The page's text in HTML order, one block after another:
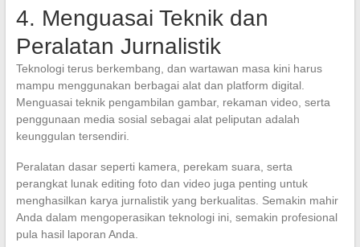
4. Menguasai Teknik dan
Peralatan Jurnalistik
Teknologi terus berkembang, dan wartawan masa kini harus
mampu menggunakan berbagai alat dan platform digital.
Menguasai teknik pengambilan gambar, rekaman video, serta
penggunaan media sosial sebagai alat peliputan adalah
keunggulan tersendiri.
Peralatan dasar seperti kamera, perekam suara, serta
perangkat lunak editing foto dan video juga penting untuk
menghasilkan karya jurnalistik yang berkualitas. Semakin mahir
Anda dalam mengoperasikan teknologi ini, semakin profesional
pula hasil laporan Anda.